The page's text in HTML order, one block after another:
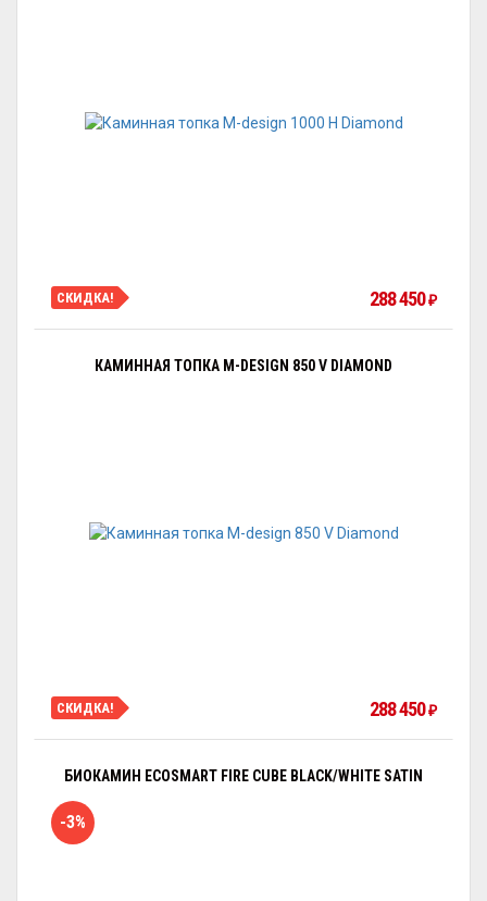
СКИДКА! 288 450 ₽
КАМИННАЯ ТОПКА M-DESIGN 850 V DIAMOND
СКИДКА! 288 450 ₽
БИОКАМИН ECOSMART FIRE CUBE BLACK/WHITE SATIN
-3%